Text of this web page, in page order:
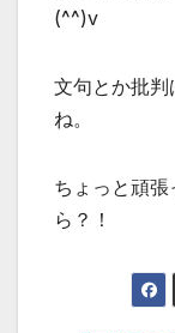
(^^)v
文句とか批判
ね。
ちょっと頑
ら？！